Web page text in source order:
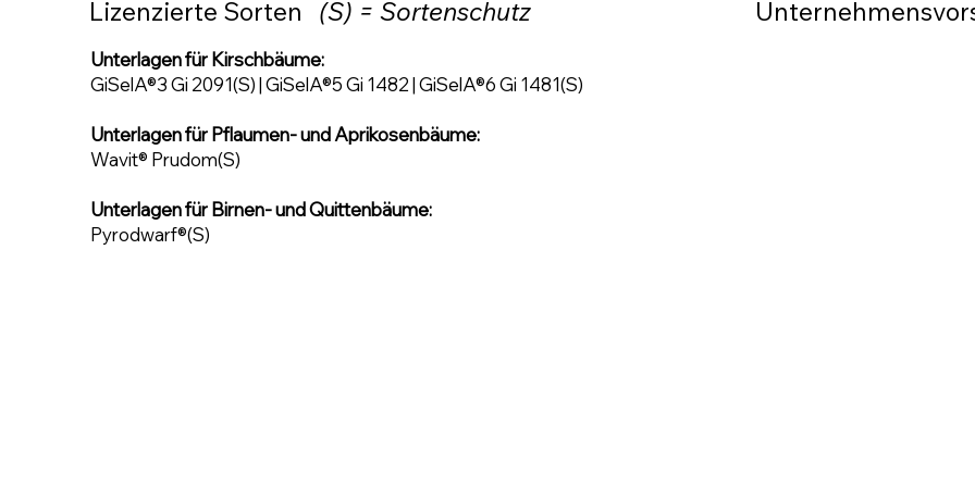
Lizenzierte Sorten (S) = Sortenschutz
Unterlagen für Kirschbäume:
GiSelA®3 Gi 2091(S) | GiSelA®5 Gi 1482 | GiSelA®6 Gi 1481(S)
Unterlagen für Pflaumen- und Aprikosenbäume:
Wavit® Prudom(S)
Unterlagen für Birnen- und Quittenbäume:
Pyrodwarf®(S)